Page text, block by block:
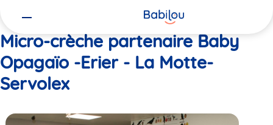
Micro-crèche partenaire Baby
Opagaïo -Erier - La Motte-
Servolex